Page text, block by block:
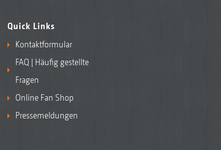
Quick Links
Kontaktformular
FAQ | Häufig gestellte
Fragen
Online Fan Shop
Pressemeldungen